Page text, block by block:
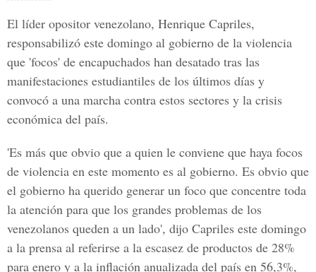
El líder opositor venezolano, Henrique Capriles,
responsabilizó este domingo al gobierno de la violencia
que 'focos' de encapuchados han desatado tras las
manifestaciones estudiantiles de los últimos días y
convocó a una marcha contra estos sectores y la crisis
económica del país.
'Es más que obvio que a quien le conviene que haya focos
de violencia en este momento es al gobierno. Es obvio que
el gobierno ha querido generar un foco que concentre toda
la atención para que los grandes problemas de los
venezolanos queden a un lado', dijo Capriles este domingo
a la prensa al referirse a la escasez de productos de 28%
para enero y a la inflación anualizada del país en 56,3%,